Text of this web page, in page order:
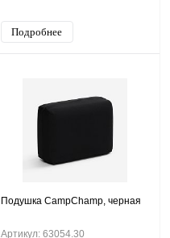
Подробнее
Подушка CampChamp, черная
Артикул: 63054.30